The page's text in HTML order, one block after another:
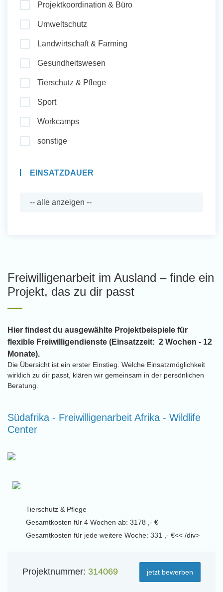
Projektkoordination & Büro
Umweltschutz
Landwirtschaft & Farming
Gesundheitswesen
Tierschutz & Pflege
Sport
Workcamps
sonstige
EINSATZDAUER
Freiwilligenarbeit im Ausland – finde ein
Projekt, das zu dir passt
Hier findest du ausgewählte Projektbeispiele für
flexible Freiwilligendienste (Einsatzzeit: 2 Wochen - 12
Monate).
Die Übersicht ist ein erster Einstieg. Welche Einsatzmöglichkeit
wirklich zu dir passt, klären wir gemeinsam in der persönlichen
Beratung.
Südafrika - Freiwilligenarbeit Afrika - Wildlife
Center
Tierschutz & Pflege
Gesamtkosten für 4 Wochen ab: 3178 ,- €
Gesamtkosten für jede weitere Woche: 331 ,- €<< /div>
Projektnummer: 314069 jetzt bewerben